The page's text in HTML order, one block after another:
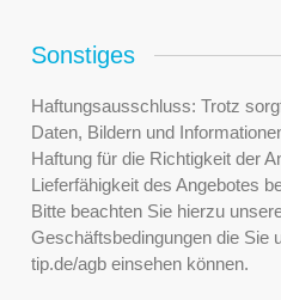
Sonstiges
Haftungsausschluss: Trotz
Daten, Bildern und
Haftung für die Richtigkeit der
Lieferfähigkeit des Angebotes
Bitte beachten Sie hierzu
Geschäftsbedingungen die Sie
tip.de/agb einsehen können.